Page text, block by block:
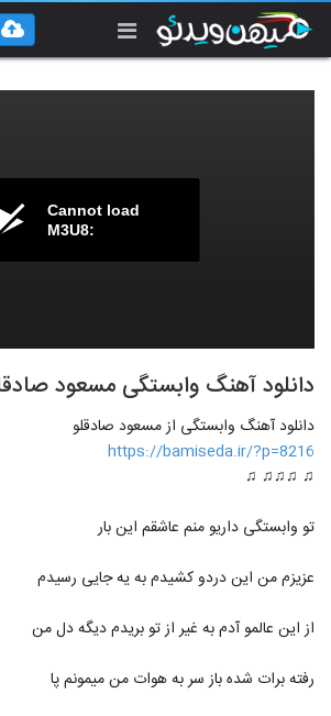
Cannot load
M3U8:
دانلود آهنگ وابستگی مسعود
دانلود آهنگ وابستگی از مسعود صادقلو
https://bamiseda.ir/?p=8216
♫ ♫♫♫ ♫
تو وابستگی داریو منم عاشقم این بار
عزیزم من این دردو کشیدم به یه جایی رسیدم
از این عالمو آدم به غیر از تو بریدم دیگه دل من
رفته برات شده باز سر به هوات من میمونم پا